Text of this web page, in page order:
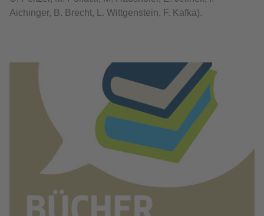
Aichinger, B. Brecht, L. Wittgenstein, F. Kafka).